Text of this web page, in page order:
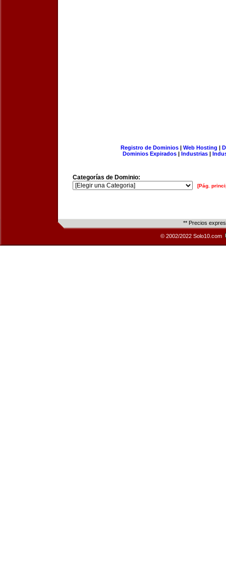
Registro de Dominios| Web Hosting |
Dominios Expirados | Industrias |
Categorías de Dominio:
[Pág.
** Precios
© 2002/2022 Solo10.com